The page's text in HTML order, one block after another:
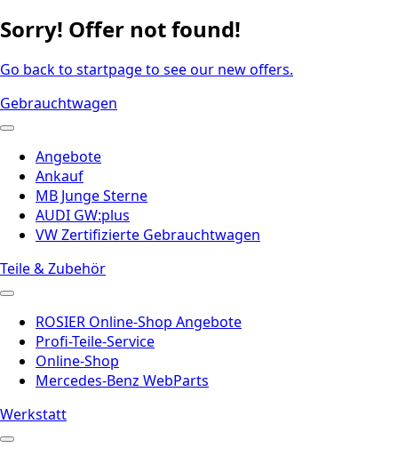
Sorry! Offer not found!
Go back to startpage to see our new offers.
Gebrauchtwagen
Angebote
Ankauf
MB Junge Sterne
AUDI GW:plus
VW Zertifizierte Gebrauchtwagen
Teile & Zubehör
ROSIER Online-Shop Angebote
Profi-Teile-Service
Online-Shop
Mercedes-Benz WebParts
Werkstatt